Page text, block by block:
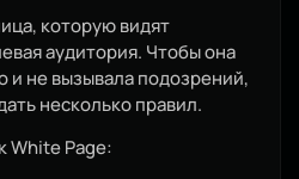
которую видят
аудитория. Чтобы она
и не вызывала подозрений,
несколько правил.
White Page: